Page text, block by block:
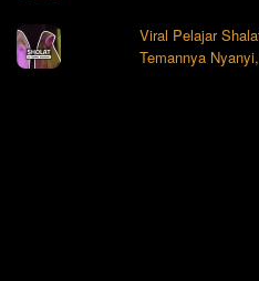
Viral Pelajar
Temannya